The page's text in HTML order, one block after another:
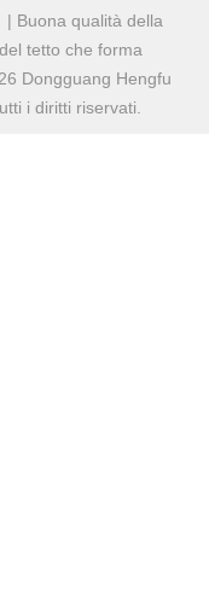
Buona qualità della
tetto che forma
Dongguang Hengfu
i diritti riservati.